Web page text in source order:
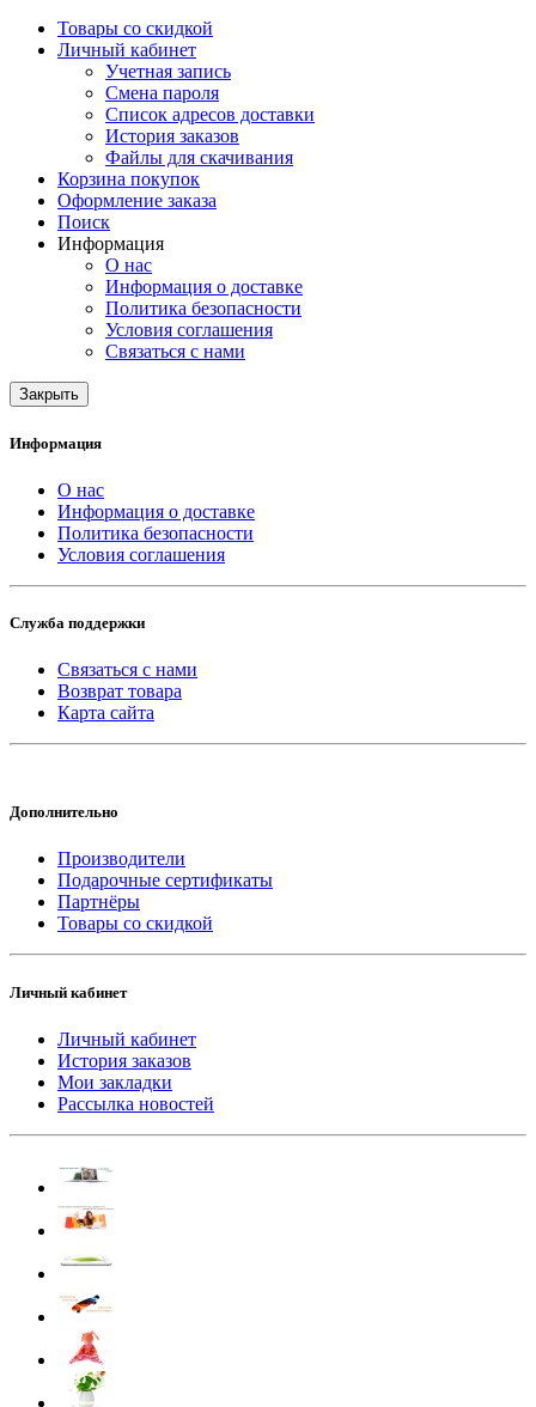
Товары со скидкой
Личный кабинет
Учетная запись
Смена пароля
Список адресов доставки
История заказов
Файлы для скачивания
Корзина покупок
Оформление заказа
Поиск
Информация
О нас
Информация о доставке
Политика безопасности
Условия соглашения
Связаться с нами
Закрыть
Информация
О нас
Информация о доставке
Политика безопасности
Условия соглашения
Служба поддержки
Связаться с нами
Возврат товара
Карта сайта
Дополнительно
Производители
Подарочные сертификаты
Партнёры
Товары со скидкой
Личный кабинет
Личный кабинет
История заказов
Мои закладки
Рассылка новостей